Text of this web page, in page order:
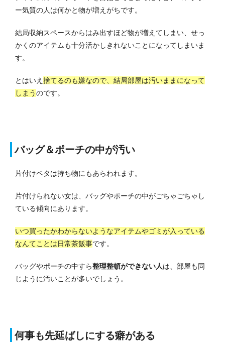
ー気質の人は何かと物が増えがちです。
結局収納スペースからはみ出すほど物が増えてしまい、せっ
かくのアイテムも十分活かしきれないことになってしまいま
す。
とはいえ 捨てるのも嫌なので、結局部屋は汚いままになって
しまうのです。
バッグ＆ポーチの中が汚い
片付けベタは持ち物にもあらわれます。
片付けられない女は、バッグやポーチの中がごちゃごちゃし
ている傾向にあります。
いつ買ったかわからないようなアイテムやゴミが入っている
なんてことは日常茶飯事です。
バッグやポーチの中すら整理整頓ができない人は、部屋も同
じように汚いことが多いでしょう。
何事も先延ばしにする癖がある